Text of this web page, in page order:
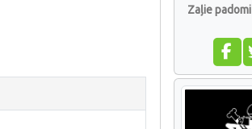
Zaļie padomi